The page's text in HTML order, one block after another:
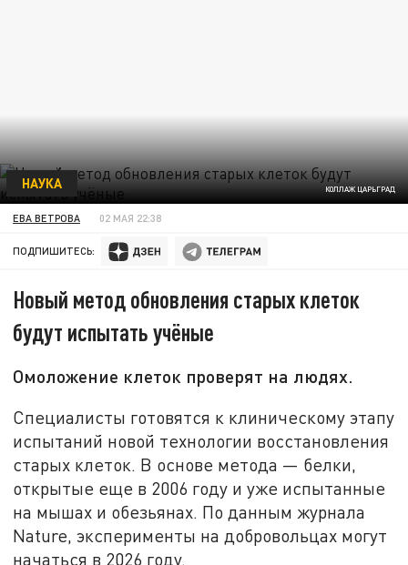
КОЛЛАЖ ЦАРЬГРАД
НАУКА
ЕВА ВЕТРОВА 02 МАЯ 22:38
ПОДПИШИТЕСЬ:
Новый метод обновления старых клеток
будут испытать учёные
Омоложение клеток проверят на людях.
Специалисты готовятся к клиническому этапу
испытаний новой технологии восстановления
старых клеток. В основе метода — белки,
открытые еще в 2006 году и уже испытанные
на мышах и обезьянах. По данным журнала
Nature, эксперименты на добровольцах могут
начаться в 2026 году.